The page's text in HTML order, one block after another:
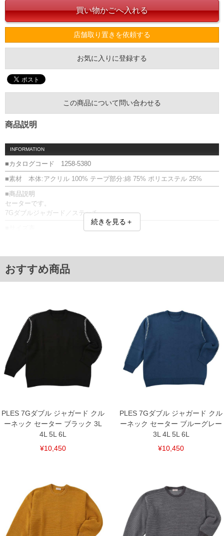
店舗取り置きを依頼する
お気に入りに登録する
この商品について問い合わせる
商品説明
INFORMATION
■カタログコード 1258-5380
■素材 本体:アクリル 100% テープ部分:綿 75% ポリエステル 25%
■商品説明
セーターです。
7Gダブルジャガード／ステッチ
4L/144/80/128/62/62
5L/152/82/136/64/63
6L/160/84/144/66/64
下着(肌着)やワイシャツは商品の性質上、返品交換不可とさせて頂いております。予め
ご了承くださいませ。
※【ボトムの裾上げをご希望の場合】
裾上げ料金は500円+税となります。
備考欄に股下●cmとご記入下さい。（裾上げ無料対象商品は1本につき税込6,000円以
上の品が対象。1本5,999円以下の商品は有料（500円+税）となります。）
出荷まで約1週間～20日間程お時間を頂く場合がございます。
尚、裾上げした商品は返品・交換不可となりますので、予めご了承下さい。
一部、お直しに対応出来ない商品がございます。(例：裾にファスナーや調節ひもが付
ンピュータ画面）によって、商品の色味が若干異なる場合がございます。予めご了承
ください。
※当店での掲載商品は、実店鋪と在庫を共用しておりますので店頭での売り違い、店
す。そのようなことがない様最大限に努めておりますが、もしあった場合速やかにご
続きを見る＋
おすすめ商品
PLES 7Gダブル ジャガード クル
ーネック セーター ブラック 3L
4L 5L 6L
¥10,450
PLES 7Gダブル ジャガード クル
ーネック セーター ブルーグレー
3L 4L 5L 6L
¥10,450